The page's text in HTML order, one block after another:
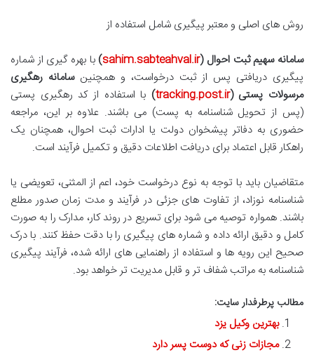
روش های اصلی و معتبر پیگیری شامل استفاده از
سامانه سهیم ثبت احوال (sahim.sabteahval.ir
)با بهره گیری از شماره
پیگیری دریافتی پس از ثبت درخواست، و همچنینسامانه رهگیری
مرسولات پستی (tracking.post.ir
) با استفاده از کد رهگیری پستی
(پس از تحویل شناسنامه به پست) می باشند. علاوه بر این، مراجعه
حضوری به دفاتر پیشخوان دولت یا ادارات ثبت احوال، همچنان یک
راهکار قابل اعتماد برای دریافت اطلاعات دقیق و تکمیل فرآیند است.
متقاضیان باید با توجه به نوع درخواست خود، اعم از المثنی، تعویضی یا
شناسنامه نوزاد، از تفاوت های جزئی در فرآیند و مدت زمان صدور مطلع
باشند. همواره توصیه می شود برای تسریع در روند کار، مدارک را به صورت
کامل و دقیق ارائه داده و شماره های پیگیری را با دقت حفظ کنند. با درک
صحیح این رویه ها و استفاده از راهنمایی های ارائه شده، فرآیند پیگیری
شناسنامه به مراتب شفاف تر و قابل مدیریت تر خواهد بود.
مطالب پرطرفدار سایت:
بهترین وکیل یزد
مجازات زنی که دوست پسر دارد